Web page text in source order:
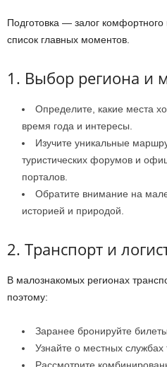
Подготовка — залог
список главных моментов.
1. Выбор региона и
Определите, какие места
время года и интересы.
Изучите уникальные
туристических форумов и
порталов.
Обратите внимание на
историей и природой.
2. Транспорт и
В малознакомых регионах
поэтому:
Заранее бронируйте билеты.
Узнайте о местных службах